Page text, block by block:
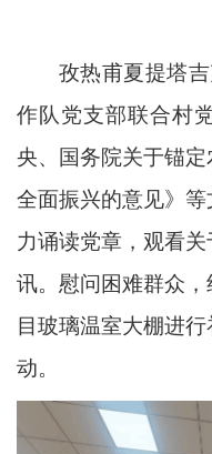
孜热甫夏提塔
作队党支部联合村
央、国务院关于锚
全面振兴的意见》
力诵读党章，观看
讯。慰问困难群众
目玻璃温室大棚进
动。